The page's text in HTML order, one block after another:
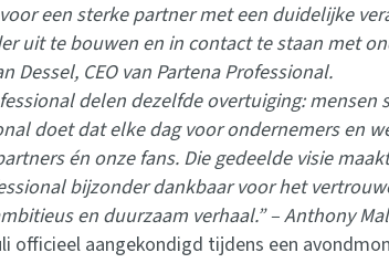
een sterke partner met een duidelijke
uit te bouwen en in contact te staan met
Dessel, CEO van Partena Professional.
delen dezelfde overtuiging:
doet dat elke dag voor ondernemers en
én onze fans. Die gedeelde visie
bijzonder dankbaar voor het
en duurzaam verhaal.” – Anthony
officieel aangekondigd tijdens een